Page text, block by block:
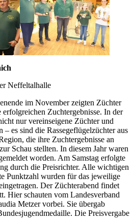
Neffeltalhalle
im November zeigten Züchter
Zuchtergebnisse. In der
nur vereinseigene Züchter und
– es sind die Rassegeflügelzüchter aus
die ihre Zuchtergebnisse an
Schau stellten. In diesem Jahr waren
worden. Am Samstag erfolgte
durch die Preisrichter. Alle wichtigen
Punktzahl wurden für das jeweilige
Der Züchterabend findet
Hier schauten vom Landesverband
Metzer vorbei. Sie übergab
Die Preisvergabe